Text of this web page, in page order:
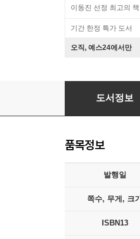
이동진 선정 최고의 책
기간 한정 특가 도서
오직, 예스24에서만
일분몽구
도서정보
품목정보
발행일
쪽수, 무게, 크기
ISBN13